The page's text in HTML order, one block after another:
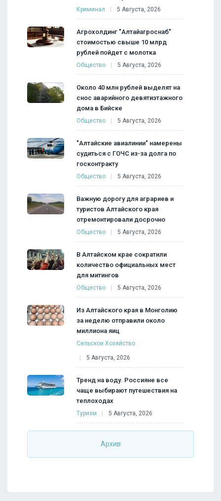
Криминал 5 Августа, 2026
Агрохолдинг "Алтайагроснаб"
стоимостью свыше 10 млрд
рублей пойдет с молотка
Общество 5 Августа, 2026
Около 40 млн рублей выделят на
снос аварийного девятиэтажного
дома в Бийске
Общество 5 Августа, 2026
"Алтайские авиалинии" намерены
судиться с ГОЧС из-за долга по
госконтракту
Общество 5 Августа, 2026
Важную дорогу для аграриев и
туристов Алтайского края
отремонтировали досрочно
Общество 5 Августа, 2026
В Алтайском крае сократили
количество официальных мест
для митингов
Общество 5 Августа, 2026
Из Алтайского края в Монголию
за неделю отправили около
миллиона яиц
Сельское Хозяйство
5 Августа, 2026
Тренд на воду. Россияне все
чаще выбирают путешествия на
теплоходах
Туризм 5 Августа, 2026
Архив